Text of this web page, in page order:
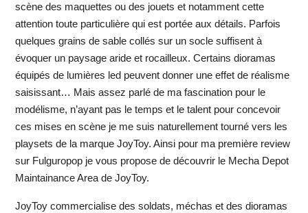
scène des maquettes ou des jouets et notamment cette
attention toute particulière qui est portée aux détails. Parfois
quelques grains de sable collés sur un socle suffisent à
évoquer un paysage aride et rocailleux. Certains dioramas
équipés de lumières led peuvent donner une effet de réalisme
saisissant… Mais assez parlé de ma fascination pour le
modélisme, n’ayant pas le temps et le talent pour concevoir
ces mises en scène je me suis naturellement tourné vers les
playsets de la marque JoyToy. Ainsi pour ma première review
sur Fulguropop je vous propose de découvrir le Mecha Depot
Maintainance Area de JoyToy.
JoyToy commercialise des soldats, méchas et des dioramas